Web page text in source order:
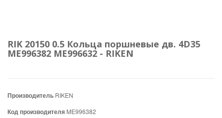
RIK 20150 0.5 Кольца поршневые дв. 4D35
ME996382 ME996632 - RIKEN
Производитель RIKEN
Код производителя ME996382